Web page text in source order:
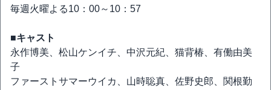
毎週火曜よる10：00～10：57
■キャスト
永作博美、松山ケンイチ、中沢元紀、猫背椿、有働由美
子
ファーストサマーウイカ、山時聡真、佐野史郎、関根勤